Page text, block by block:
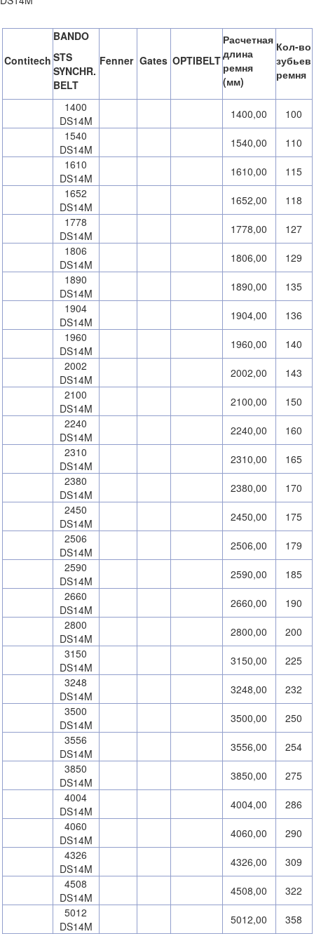
Contitech
BANDO
STS
SYNCHR.
BELT
Fenner Gates OPTIBELT
Расчетная
длина
ремня
(мм)
Кол-во
зубьев
ремня
1400
DS14M
1400,00
100
1540
DS14M
1540,00
110
1610
DS14M
1610,00
115
1652
DS14M
1652,00
118
1778
DS14M
1778,00
127
1806
DS14M
1806,00
129
1890
DS14M
1890,00
135
1904
DS14M
1904,00
136
1960
DS14M
1960,00
140
2002
DS14M
2002,00
143
2100
DS14M
2100,00
150
2240
DS14M
2240,00
160
2310
DS14M
2310,00
165
2380
DS14M
2380,00
170
2450
DS14M
2450,00
175
2506
DS14M
2506,00
179
2590
DS14M
2590,00
185
2660
DS14M
2660,00
190
2800
DS14M
2800,00
200
3150
DS14M
3150,00
225
3248
DS14M
3248,00
232
3500
DS14M
3500,00
250
3556
DS14M
3556,00
254
3850
DS14M
3850,00
275
4004
DS14M
4004,00
286
4060
DS14M
4060,00
290
4326
DS14M
4326,00
309
4508
DS14M
4508,00
322
5012
DS14M
5012,00 358